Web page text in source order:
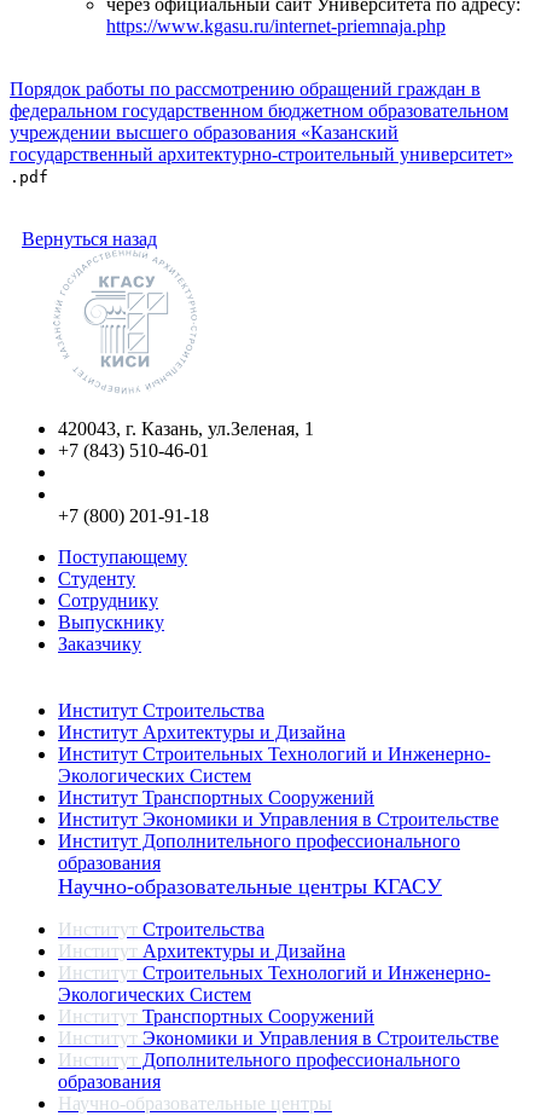
через официальный сайт Университета по адресу:
https://www.kgasu.ru/internet-priemnaja.php
Порядок работы по рассмотрению обращений граждан в
федеральном государственном бюджетном образовательном
учреждении высшего образования «Казанский
государственный архитектурно-строительный университет»
.pdf
Вернуться назад
420043, г. Казань, ул.Зеленая, 1
+7 (843) 510-46-01
+7 (800) 201-91-18
Поступающему
Студенту
Сотруднику
Выпускнику
Заказчику
Институт Строительства
Институт Архитектуры и Дизайна
Институт Строительных Технологий и Инженерно-
Экологических Систем
Институт Транспортных Сооружений
Институт Экономики и Управления в Строительстве
Институт Дополнительного профессионального
образования
Научно-образовательные центры КГАСУ
Институт Строительства
Институт Архитектуры и Дизайна
Институт Строительных Технологий и Инженерно-
Экологических Систем
Институт Транспортных Сооружений
Институт Экономики и Управления в Строительстве
Институт Дополнительного профессионального
образования
Научно-образовательные центры